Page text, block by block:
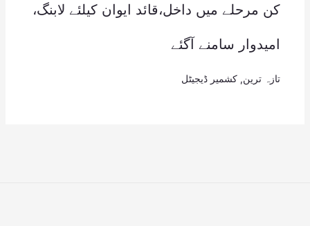
کن مرحلے میں داخل،قائد ایوان کیلئے لابنگ،
امیدوار سامنے آگئے
تازہ ترین کشمیر ڈیجیٹل